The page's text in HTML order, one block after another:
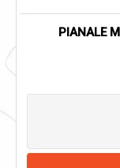
PIANALE